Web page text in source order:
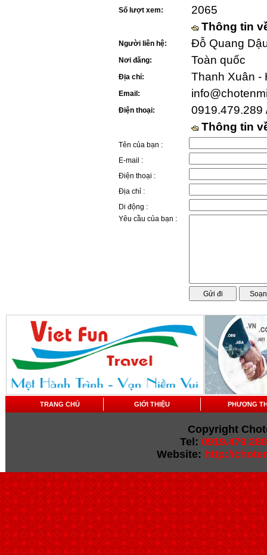
Số lượt xem:
2065
Thông tin
Người liên hệ: Đỗ Quang
Nơi đăng: Toàn quốc
Địa chỉ: Thanh Xuân -
Email:
Điện thoại:
0919.479.289
Thông tin
Tên của bạn :
E-mail :
Điện thoại :
Địa chỉ :
Di động :
Yêu cầu của bạn :
TRANG CHỦ GIỚI THIỆU PHƯƠNG
Copyright
Tel: 0919.479.289
Website: http://